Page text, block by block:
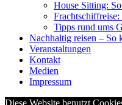
House Sitting:
Tipps rund ums
Nachhaltig reisen – So
Veranstaltungen
Kontakt
Medien
Impressum
Diese Website benutzt